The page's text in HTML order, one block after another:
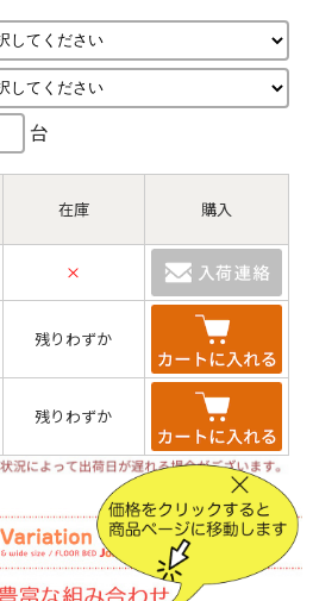
台
在庫 購入
×
残りわずか
残りわずか